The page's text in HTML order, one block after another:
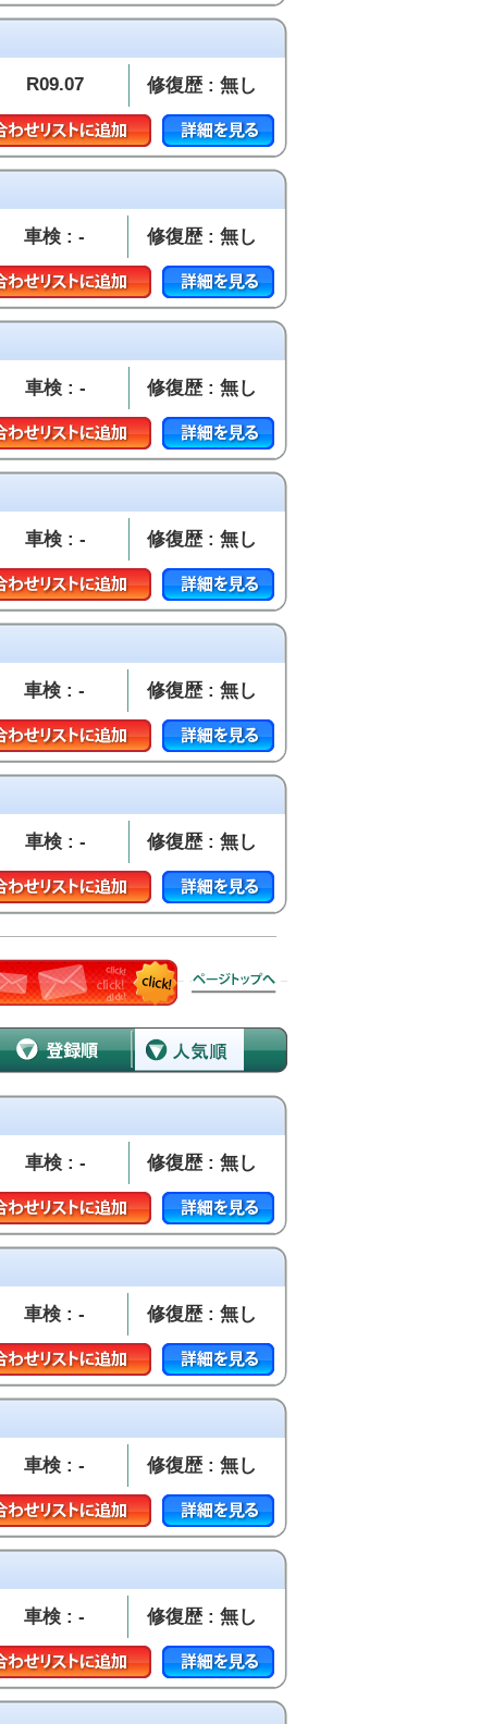
R09.07 修復歴 : 無し
車検 : - 修復歴 : 無し
車検 : - 修復歴 : 無し
車検 : - 修復歴 : 無し
車検 : - 修復歴 : 無し
車検 : - 修復歴 : 無し
車検 : - 修復歴 : 無し
車検 : - 修復歴 : 無し
車検 : - 修復歴 : 無し
車検 : - 修復歴 : 無し